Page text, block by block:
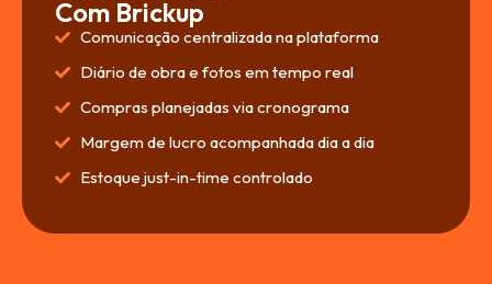
Com Brickup
Comunicação centralizada na plataforma
Diário de obra e fotos em tempo real
Compras planejadas via cronograma
Margem de lucro acompanhada dia a dia
Estoque just-in-time controlado